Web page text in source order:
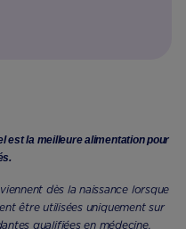
est la meilleure alimentation pour
dès la naissance lorsque
être utilisées uniquement sur
qualifiées en médecine,